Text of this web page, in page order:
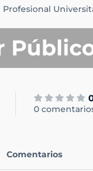
Profesional
0
Comentarios